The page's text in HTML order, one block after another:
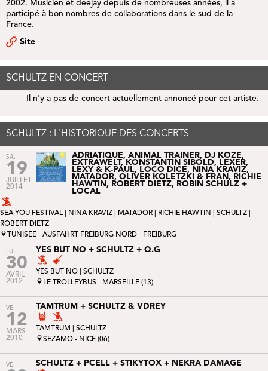
2002. Musicien et deejay depuis de nombreuses années, il a
participé à bon nombres de collaborations dans le sud de la
France.
Site
SCHULTZ EN CONCERT
Il n'y a pas de concert actuellement annoncé pour cet artiste.
SCHULTZ : L'HISTORIQUE DES CONCERTS
SA.
19
JUILLET
2014
ADRIATIQUE, ANIMAL TRAINER, DJ KOZE,
EXTRAWELT, KONSTANTIN SIBOLD, LEXER,
LEXY & K-PAUL, LOCO DICE, NINA KRAVIZ,
MATADOR, OLIVER KOLETZKI & FRAN, RICHIE
HAWTIN, ROBERT DIETZ, ROBIN SCHULZ +
LOCAL
SEA YOU FESTIVAL NINA KRAVIZ MATADOR RICHIE HAWTIN
| SCHULTZ |
ROBERT DIETZ
TUNISEE - AUSFAHRT FREIBURG NORD - FREIBURG
LU.
30
AVRIL
2012
YES BUT NO + SCHULTZ + Q.G
YES BUT NO | SCHULTZ
LE TROLLEYBUS - MARSEILLE (13)
VE.
12
MARS
2010
TAMTRUM + SCHULTZ & VDREY
TAMTRUM
| SCHULTZ
SEZAMO - NICE (06)
VE. SCHULTZ + PCELL + STIKYTOX + NEKRA DAMAGE